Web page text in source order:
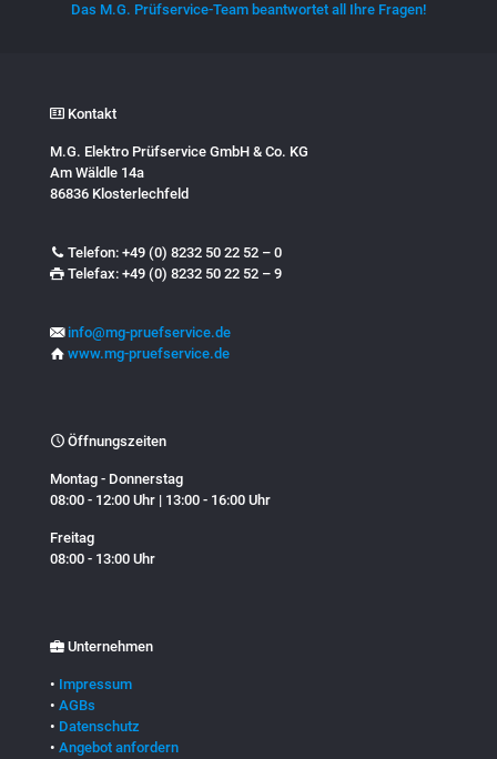
Das M.G. Prüfservice-Team beantwortet all Ihre Fragen!
Kontakt
M.G. Elektro Prüfservice GmbH & Co. KG
Am Wäldle 14a
86836 Klosterlechfeld
Telefon: +49 (0) 8232 50 22 52 – 0
Telefax: +49 (0) 8232 50 22 52 – 9
info@mg-pruefservice.de
www.mg-pruefservice.de
Öffnungszeiten
Montag - Donnerstag
08:00 - 12:00 Uhr | 13:00 - 16:00 Uhr
Freitag
08:00 - 13:00 Uhr
Unternehmen
• Impressum
• AGBs
• Datenschutz
• Angebot anfordern